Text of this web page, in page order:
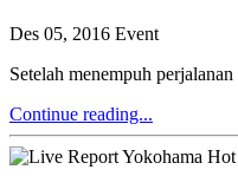
Des 05, 2016 Event
Setelah menempuh
Continue reading...